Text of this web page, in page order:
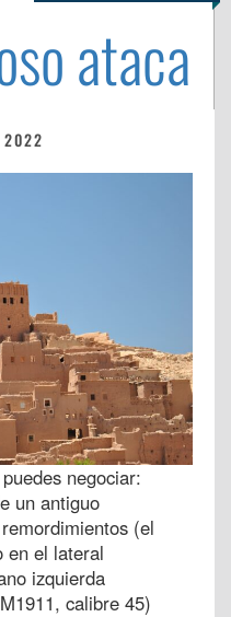
ataca
2022
negociar:
un antiguo
(el
en el lateral
izquierda
calibre 45)